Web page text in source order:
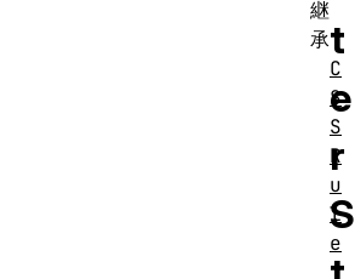
t
e
r
S
継
承
C
S
S
R
u
l
e